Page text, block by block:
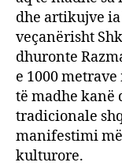
dhe artikujve
veçanërisht
dhuronte
e 1000
të madhe kanë
tradicionale
manifestimi
kulturore.